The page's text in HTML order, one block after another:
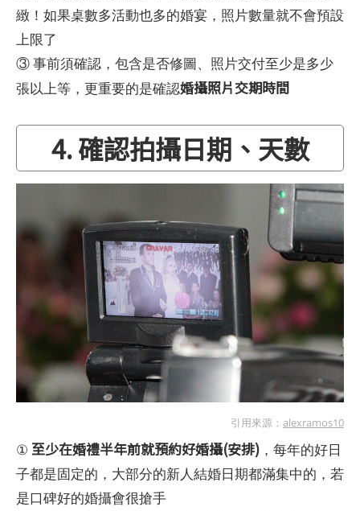
緻！如果桌數多活動也多的婚宴，照片數量就不會預設
上限了
③ 事前須確認，包含是否修圖、照片交付至少是多少
張以上等，更重要的是確認婚攝照片交期時間
4. 確認拍攝日期、天數
引用來源： alexramos10
① 至少在婚禮半年前就預約好婚攝(安排) ，每年的好日
子都是固定的，大部分的新人結婚日期都滿集中的，若
是口碑好的婚攝會很搶手